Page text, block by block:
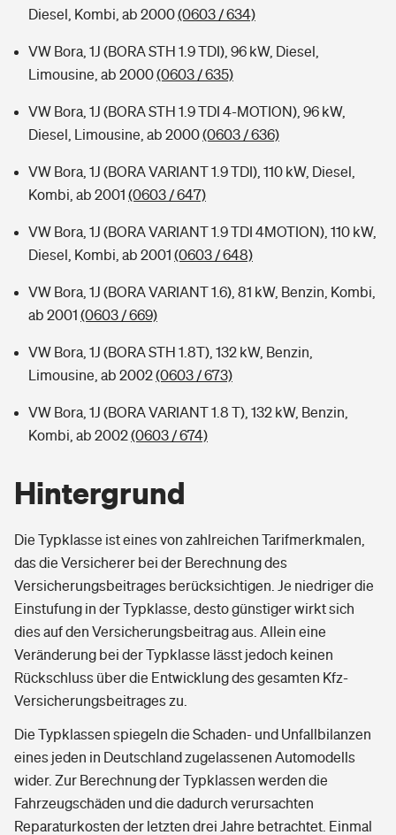
Diesel, Kombi, ab 2000(0603 / 634)
VW Bora, 1J (BORA STH 1.9 TDI), 96 kW, Diesel,
Limousine, ab 2000(0603 / 635)
VW Bora, 1J (BORA STH 1.9 TDI 4-MOTION), 96 kW,
Diesel, Limousine, ab 2000(0603 / 636)
VW Bora, 1J (BORA VARIANT 1.9 TDI), 110 kW, Diesel,
Kombi, ab 2001 (0603 / 647)
VW Bora, 1J (BORA VARIANT 1.9 TDI 4MOTION), 110 kW,
Diesel, Kombi, ab 2001 (0603 / 648)
VW Bora, 1J (BORA VARIANT 1.6), 81 kW, Benzin, Kombi,
ab 2001 (0603 / 669)
VW Bora, 1J (BORA STH 1.8T), 132 kW, Benzin,
Limousine, ab 2002(0603 / 673)
VW Bora, 1J (BORA VARIANT 1.8 T), 132 kW, Benzin,
Kombi, ab 2002(0603 / 674)
Hintergrund
Die Typklasse ist eines von zahlreichen Tarifmerkmalen,
das die Versicherer bei der Berechnung des
Versicherungsbeitrages berücksichtigen. Je niedriger die
Einstufung in der Typklasse, desto günstiger wirkt sich
dies auf den Versicherungsbeitrag aus. Allein eine
Veränderung bei der Typklasse lässt jedoch keinen
Rückschluss über die Entwicklung des gesamten Kfz-
Versicherungsbeitrages zu.
Die Typklassen spiegeln die Schaden- und Unfallbilanzen
eines jeden in Deutschland zugelassenen Automodells
wider. Zur Berechnung der Typklassen werden die
Fahrzeugschäden und die dadurch verursachten
Reparaturkosten der letzten drei Jahre betrachtet. Einmal